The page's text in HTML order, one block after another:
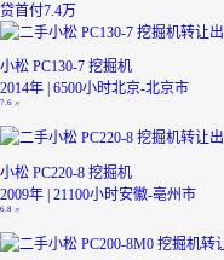
贷首付7.4万
小松 PC130-7 挖掘机
2014年 | 6500小时北京-北京市
7.6 万
小松 PC220-8 挖掘机
2009年 | 21100小时安徽-亳州市
6.8